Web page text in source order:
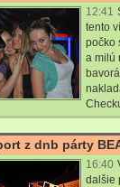
12:41
tento
počko
a milú
z dnb párty
16:40
dalšie